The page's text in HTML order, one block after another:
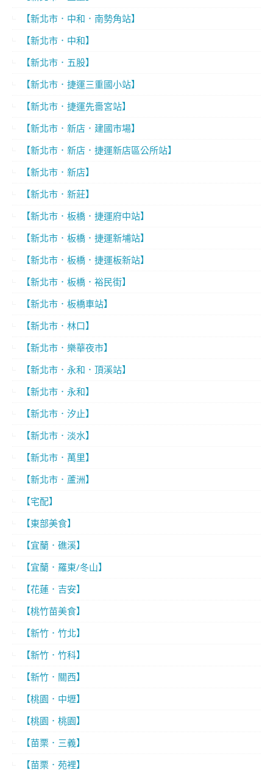
【新北市．中和．南勢角站】
【新北市．中和】
【新北市．五股】
【新北市．捷運三重國小站】
【新北市．捷運先嗇宮站】
【新北市．新店．建國市場】
【新北市．新店．捷運新店區公所站】
【新北市．新店】
【新北市．新莊】
【新北市．板橋．捷運府中站】
【新北市．板橋．捷運新埔站】
【新北市．板橋．捷運板新站】
【新北市．板橋．裕民街】
【新北市．板橋車站】
【新北市．林口】
【新北市．樂華夜市】
【新北市．永和．頂溪站】
【新北市．永和】
【新北市．汐止】
【新北市．淡水】
【新北市．萬里】
【新北市．蘆洲】
【宅配】
【東部美食】
【宜蘭．礁溪】
【宜蘭．羅東/冬山】
【花蓮．吉安】
【桃竹苗美食】
【新竹．竹北】
【新竹．竹科】
【新竹．關西】
【桃園．中壢】
【桃園．桃園】
【苗栗．三義】
【苗栗．苑裡】